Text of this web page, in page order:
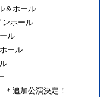
＆ホール
ホール
ル
ール
追加公演決定！